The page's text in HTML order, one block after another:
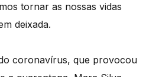
tornar as nossas vidas
deixada.
coronavírus, que provocou